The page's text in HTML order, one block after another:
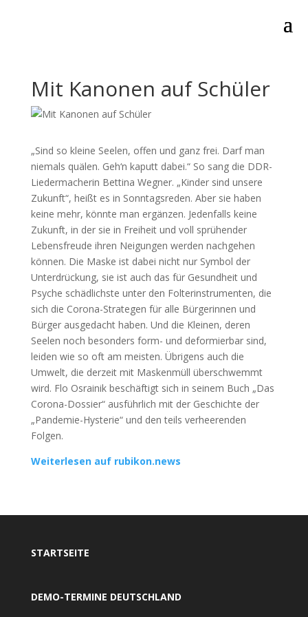
Mit Kanonen auf Schüler
„Sind so kleine Seelen, offen und ganz frei. Darf man
niemals quälen. Geh‘n kaputt dabei.“ So sang die DDR-
Liedermacherin Bettina Wegner. „Kinder sind unsere
Zukunft“, heißt es in Sonntagsreden. Aber sie haben
keine mehr, könnte man ergänzen. Jedenfalls keine
Zukunft, in der sie in Freiheit und voll sprühender
Lebensfreude ihren Neigungen werden nachgehen
können. Die Maske ist dabei nicht nur Symbol der
Unterdrückung, sie ist auch das für Gesundheit und
Psyche schädlichste unter den Folterinstrumenten, die
sich die Corona-Strategen für alle Bürgerinnen und
Bürger ausgedacht haben. Und die Kleinen, deren
Seelen noch besonders form- und deformierbar sind,
leiden wie so oft am meisten. Übrigens auch die
Umwelt, die derzeit mit Maskenmüll überschwemmt
wird. Flo Osrainik beschäftigt sich in seinem Buch „Das
Corona-Dossier“ ausführlich mit der Geschichte der
„Pandemie-Hysterie“ und den teils verheerenden
Folgen.
Weiterlesen auf rubikon.news
STARTSEITE
DEMO-TERMINE DEUTSCHLAND